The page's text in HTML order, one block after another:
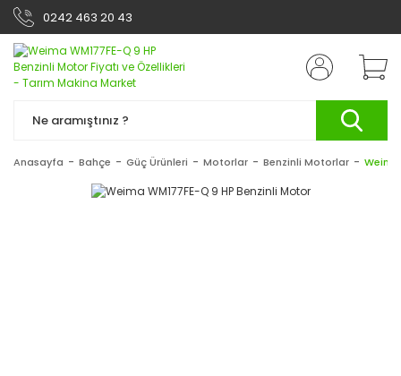
0242 463 20 43
Anasayfa Bahçe Güç Ürünleri Motorlar Benzinli Motorlar Weima